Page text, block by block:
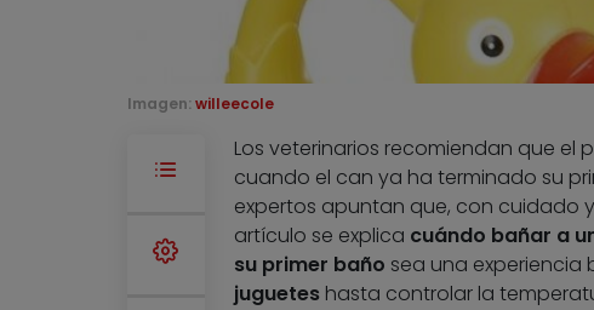
Imagen: willeecole
Los veterinarios recomiendan que el
cuando el can ya ha terminado su
expertos apuntan que, con cuidado
artículo se explica cuándo bañar a
su primer baño sea una experiencia
jugueteshasta controlar la